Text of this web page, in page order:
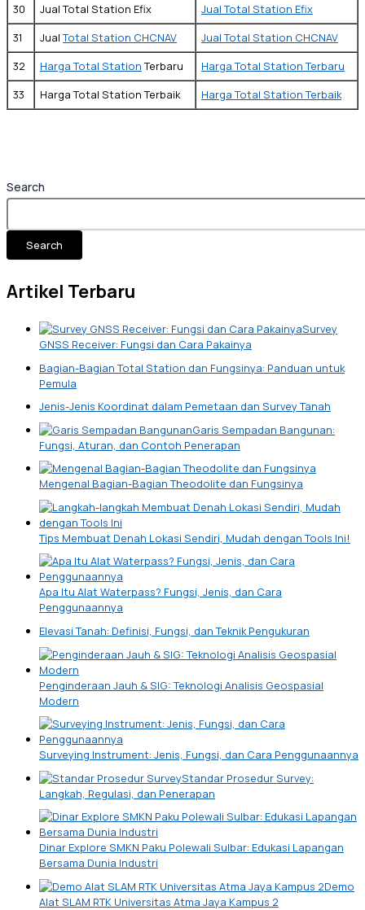
Search
Search
Artikel Terbaru
Survey
GNSS Receiver: Fungsi dan Cara Pakainya
Bagian-Bagian Total Station dan Fungsinya: Panduan untuk
Pemula
Jenis-Jenis Koordinat dalam Pemetaan dan Survey Tanah
Garis Sempadan Bangunan:
Fungsi, Aturan, dan Contoh Penerapan
Mengenal Bagian-Bagian Theodolite dan Fungsinya
Tips Membuat Denah Lokasi Sendiri, Mudah dengan Tools Ini!
Apa Itu Alat Waterpass? Fungsi, Jenis, dan Cara
Penggunaannya
Elevasi Tanah: Definisi, Fungsi, dan Teknik Pengukuran
Penginderaan Jauh & SIG: Teknologi Analisis Geospasial
Modern
Surveying Instrument: Jenis, Fungsi, dan Cara Penggunaannya
Standar Prosedur Survey:
Langkah, Regulasi, dan Penerapan
Dinar Explore SMKN Paku Polewali Sulbar: Edukasi Lapangan
Bersama Dunia Industri
Demo
Alat SLAM RTK Universitas Atma Jaya Kampus 2
30
Jual Total Station Efix
Jual Total Station Efix
31
JualTotal Station CHCNAV
Jual Total Station CHCNAV
32
Harga Total StationTerbaru
Harga Total Station Terbaru
33
Harga Total Station Terbaik Harga Total Station Terbaik